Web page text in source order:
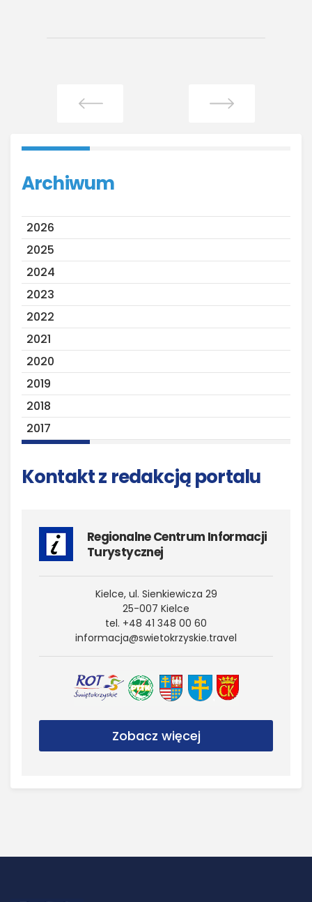
Archiwum
2026
2025
2024
2023
2022
2021
2020
2019
2018
2017
Kontakt z redakcją portalu
Regionalne Centrum Informacji
Turystycznej
Kielce, ul. Sienkiewicza 29
25-007 Kielce
tel. +48 41 348 00 60
informacja@​swietokrzyskie.​travel
Zobacz więcej